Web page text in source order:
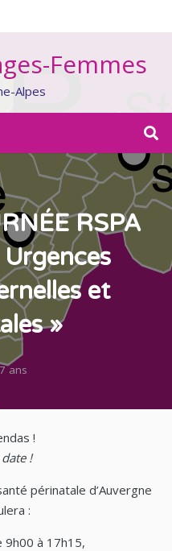
Femmes
Alpes
RSPA
et
»
ans
!
!
périnatale d’Auvergne
:
9h00 à 17h15,